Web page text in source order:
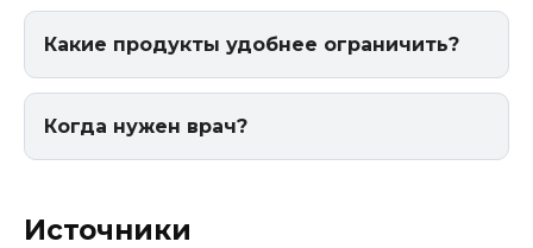
Какие продукты удобнее ограничить?
Когда нужен врач?
Источники